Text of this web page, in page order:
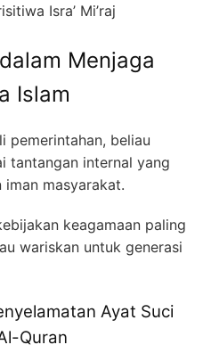
Isra’ Mi’raj
Menjaga
Islam
pemerintahan, beliau
tantangan internal yang
masyarakat.
keagamaan paling
wariskan untuk generasi
Ayat Suci
Quran